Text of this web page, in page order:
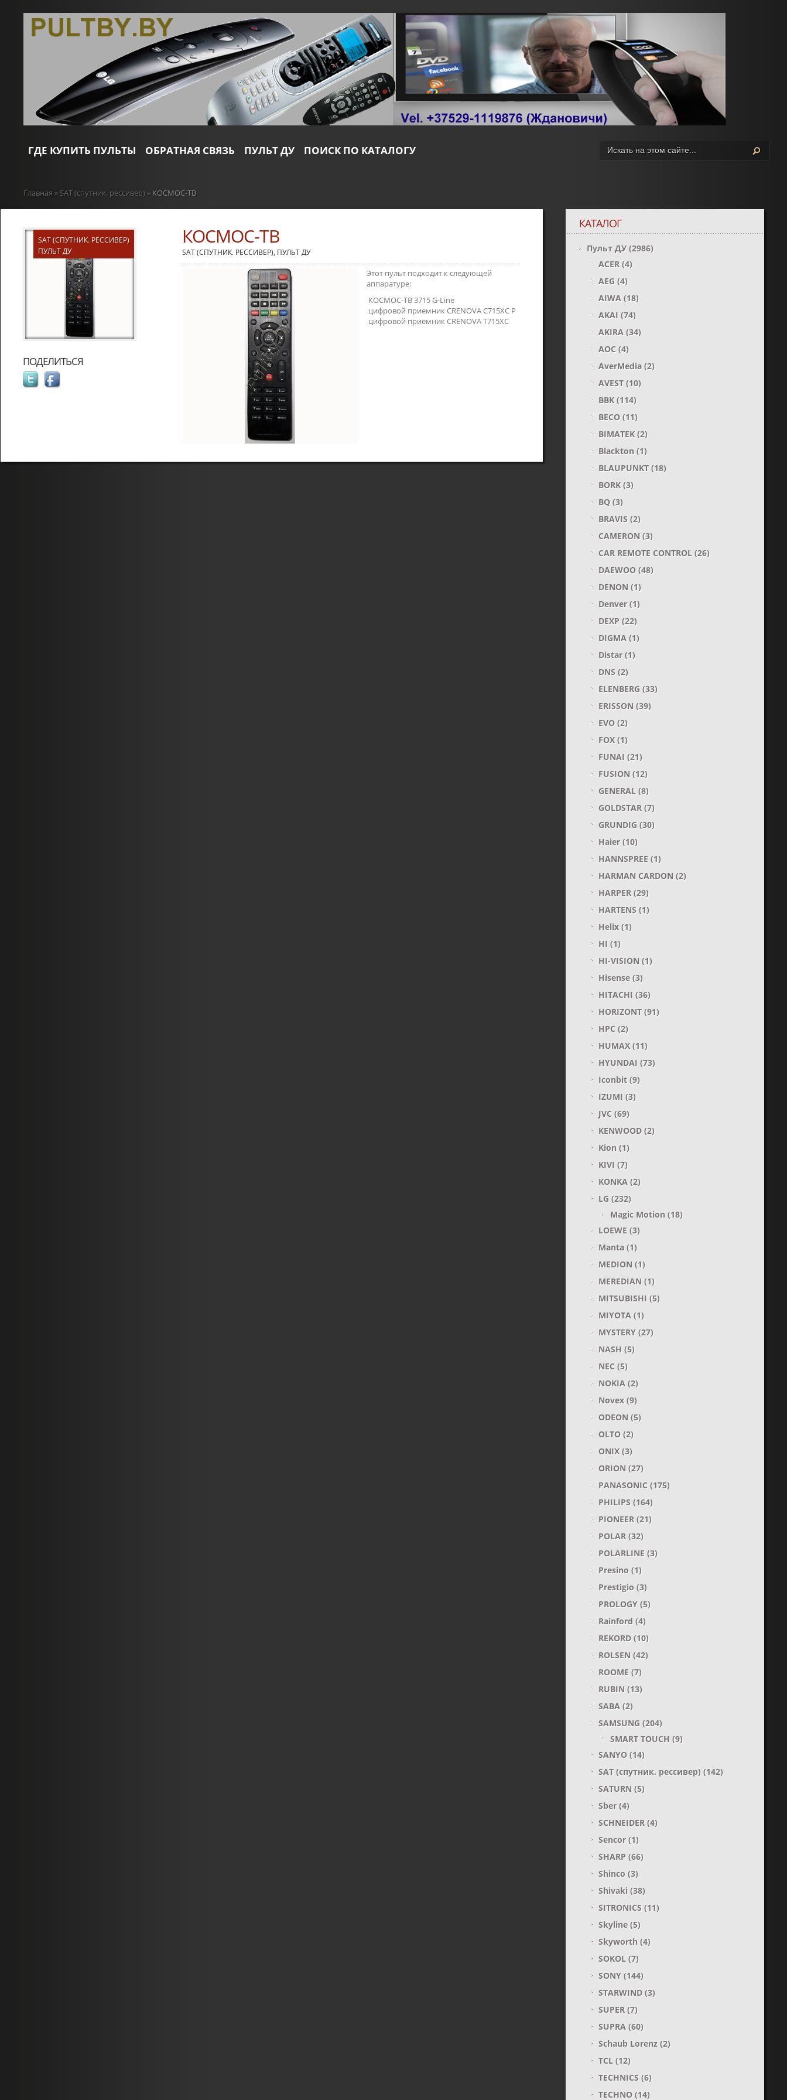
ГДЕ КУПИТЬ ПУЛЬТЫ ОБРАТНАЯ СВЯЗЬ ПУЛЬТ ДУ ПОИСК ПО КАТАЛОГУ
Главная » SAT (спутник. рессивер) » КОСМОС-ТВ
SAT (СПУТНИК. РЕССИВЕР)
ПУЛЬТ ДУ
ПОДЕЛИТЬСЯ
КОСМОС-ТВ
SAT (СПУТНИК. РЕССИВЕР), ПУЛЬТ ДУ
Этот пульт подходит к следующей
аппаратуре:
КОСМОС-ТВ 3715 G-Line
цифровой приемник CRENOVA C715XC P
цифровой приемник CRENOVA T715XC
КАТАЛОГ
Пульт ДУ(2986)
ACER(4)
AEG(4)
AIWA(18)
AKAI (74)
AKIRA(34)
AOC(4)
AverMedia(2)
AVEST(10)
BBK(114)
BECO(11)
BIMATEK(2)
Blackton (1)
BLAUPUNKT(18)
BORK(3)
BQ(3)
BRAVIS(2)
CAMERON (3)
CAR REMOTE CONTROL(26)
DAEWOO(48)
DENON (1)
Denver(1)
DEXP(22)
DIGMA(1)
Distar(1)
DNS(2)
ELENBERG(33)
ERISSON (39)
EVO(2)
FOX(1)
FUNAI (21)
FUSION (12)
GENERAL(8)
GOLDSTAR(7)
GRUNDIG(30)
Haier(10)
HANNSPREE(1)
HARMAN CARDON (2)
HARPER(29)
HARTENS(1)
Helix(1)
HI (1)
HI-VISION (1)
Hisense(3)
HITACHI (36)
HORIZONT(91)
HPC(2)
HUMAX(11)
HYUNDAI (73)
Iconbit(9)
IZUMI (3)
JVC(69)
KENWOOD(2)
Kion (1)
KIVI (7)
KONKA(2)
LG(232)
Magic Motion (18)
LOEWE(3)
Manta(1)
MEDION (1)
MEREDIAN (1)
MITSUBISHI (5)
MIYOTA(1)
MYSTERY(27)
NASH (5)
NEC(5)
NOKIA(2)
Novex(9)
ODEON (5)
OLTO(2)
ONIX(3)
ORION (27)
PANASONIC(175)
PHILIPS(164)
PIONEER(21)
POLAR(32)
POLARLINE(3)
Presino(1)
Prestigio(3)
PROLOGY(5)
Rainford (4)
REKORD(10)
ROLSEN (42)
ROOME(7)
RUBIN (13)
SABA(2)
SAMSUNG(204)
SMART TOUCH (9)
SANYO(14)
SAT (спутник. рессивер)(142)
SATURN (5)
Sber(4)
SCHNEIDER(4)
Sencor(1)
SHARP(66)
Shinco(3)
Shivaki(38)
SITRONICS(11)
Skyline(5)
Skyworth (4)
SOKOL(7)
SONY(144)
STARWIND(3)
SUPER(7)
SUPRA(60)
Sсhaub Lorenz(2)
TCL(12)
TECHNICS(6)
TECHNO(14)